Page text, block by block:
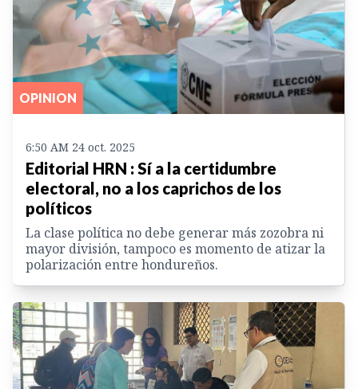
OPINION
6:50 AM 24 oct. 2025
Editorial HRN : Sí a la certidumbre
electoral, no a los caprichos de los
políticos
La clase política no debe generar más zozobra ni
mayor división, tampoco es momento de atizar la
polarización entre hondureños.